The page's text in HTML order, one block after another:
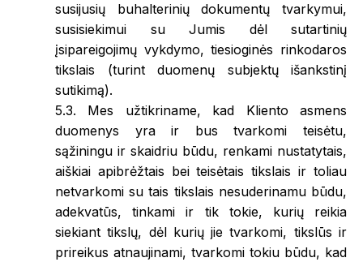
susijusių buhalterinių dokumentų tvarkymui,
susisiekimui su Jumis dėl sutartinių
įsipareigojimų vykdymo, tiesioginės rinkodaros
tikslais (turint duomenų subjektų išankstinį
sutikimą).
5.3. Mes užtikriname, kad Kliento asmens
duomenys yra ir bus tvarkomi teisėtu,
sąžiningu ir skaidriu būdu, renkami nustatytais,
aiškiai apibrėžtais bei teisėtais tikslais ir toliau
netvarkomi su tais tikslais nesuderinamu būdu,
adekvatūs, tinkami ir tik tokie, kurių reikia
siekiant tikslų, dėl kurių jie tvarkomi, tikslūs ir
prireikus atnaujinami, tvarkomi tokiu būdu, kad